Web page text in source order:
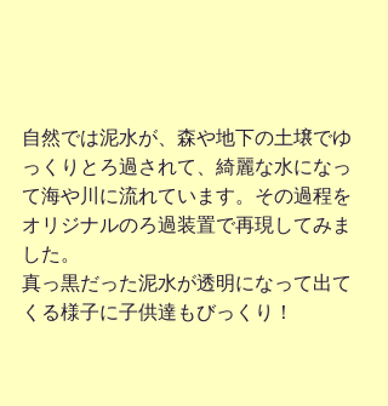
自然では泥水が、森や地下の土壌でゆ
っくりとろ過されて、綺麗な水になっ
て海や川に流れています。その過程を
オリジナルのろ過装置で再現してみま
した。
真っ黒だった泥水が透明になって出て
くる様子に子供達もびっくり！